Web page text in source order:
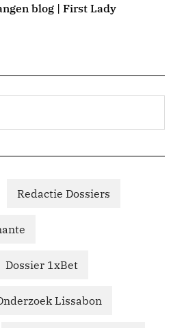
blog | First Lady
Redactie Dossiers
Dossier 1xBet
Lissabon